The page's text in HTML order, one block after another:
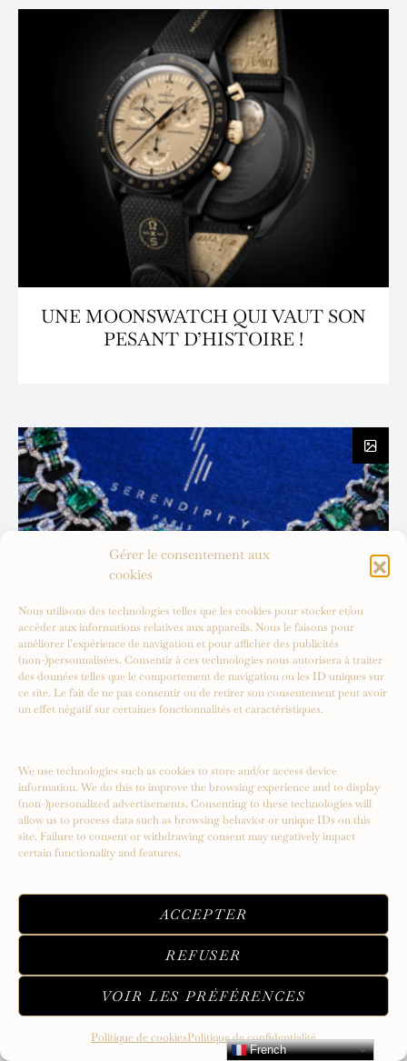
Gérer le consentement aux
cookies
Nous utilisons des technologies telles que les cookies pour stocker et/ou
accéder aux informations relatives aux appareils. Nous le faisons pour
améliorer l’expérience de navigation et pour afficher des publicités
(non-)personnalisées. Consentir à ces technologies nous autorisera à traiter
des données telles que le comportement de navigation ou les ID uniques sur
ce site. Le fait de ne pas consentir ou de retirer son consentement peut avoir
un effet négatif sur certaines fonctionnalités et caractéristiques.
We use technologies such as cookies to store and/or access device
information. We do this to improve the browsing experience and to display
(non-)personalized advertisements. Consenting to these technologies will
allow us to process data such as browsing behavior or unique IDs on this
site. Failure to consent or withdrawing consent may negatively impact
certain functionality and features.
ACCEPTER
REFUSER
VOIR LES PRÉFÉRENCES
Politique de cookiesPolitique de confidentialité
UNE MOONSWATCH QUI VAUT SON
PESANT D’HISTOIRE !
French